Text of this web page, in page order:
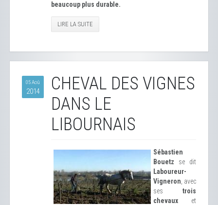
beaucoup plus durable.
LIRE LA SUITE
05 Aoû
2014
CHEVAL DES VIGNES
DANS LE
LIBOURNAIS
Sébastien
Bouetz se dit
Laboureur-
Vigneron , avec
ses trois
chevaux et